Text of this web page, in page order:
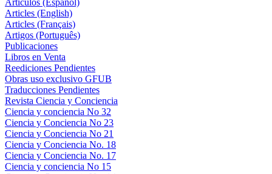
Articulos (Español)
Articles (English)
Articles (Français)
Artigos (Português)
Publicaciones
Libros en Venta
Reediciones Pendientes
Obras uso exclusivo GFUB
Traducciones Pendientes
Revista Ciencia y Conciencia
Ciencia y conciencia No 32
Ciencia y Conciencia No 23
Ciencia y Conciencia No 21
Ciencia y Conciencia No. 18
Ciencia y Conciencia No. 17
Ciencia y conciencia No 15